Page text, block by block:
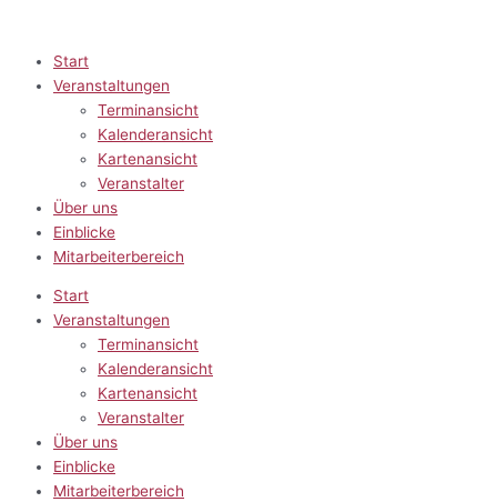
springenStart
Veranstaltungen
Terminansicht
Kalenderansicht
Kartenansicht
Veranstalter
Über uns
Einblicke
Mitarbeiterbereich
Start
Veranstaltungen
Terminansicht
Kalenderansicht
Kartenansicht
Veranstalter
Über uns
Einblicke
Mitarbeiterbereich